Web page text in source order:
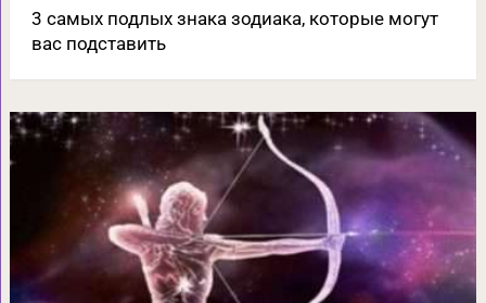
3 самых подлых знака зодиака, которые могут
вас подставить